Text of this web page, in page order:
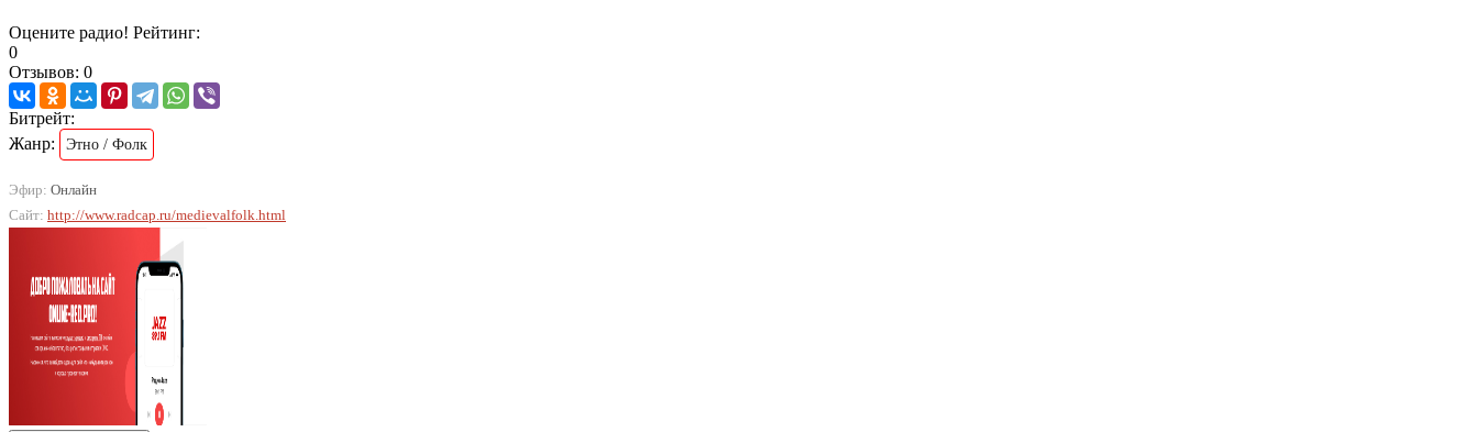
Оцените радио! Рейтинг:
0
Отзывов: 0
Битрейт:
Жанр:
Этно / Фолк
Эфир: Онлайн
Сайт: http://www.radcap.ru/medievalfolk.html